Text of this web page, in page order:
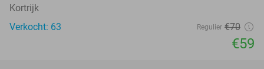
Kortrijk
Verkocht: 63
Regulier €70
€59